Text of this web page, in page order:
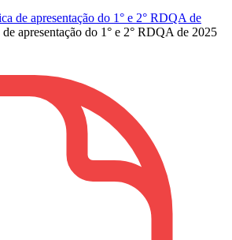
de apresentação do 1° e 2° RDQA de
apresentação do 1° e 2° RDQA de 2025